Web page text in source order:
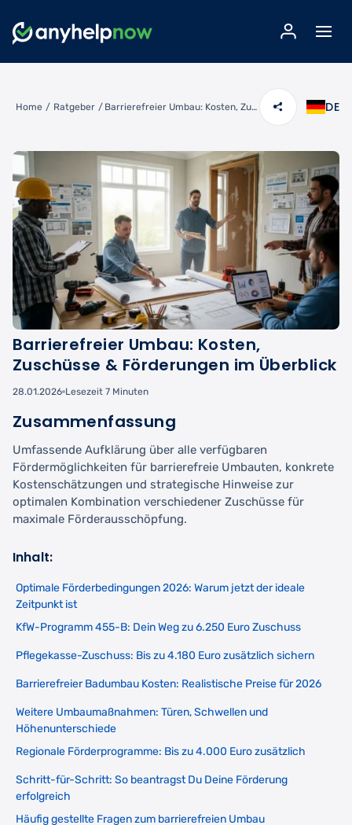
Home / Ratgeber / Barrierefreier Umbau: Kosten, Zuschüsse & Förderungen im Überblick DE
Barrierefreier Umbau: Kosten,
Zuschüsse & Förderungen im Überblick
28.01.2026 Lesezeit 7 Minuten
Zusammenfassung
Umfassende Aufklärung über alle verfügbaren
Fördermöglichkeiten für barrierefreie Umbauten, konkrete
Kostenschätzungen und strategische Hinweise zur
optimalen Kombination verschiedener Zuschüsse für
maximale Förderausschöpfung.
Inhalt:
Optimale Förderbedingungen 2026: Warum jetzt der ideale
Zeitpunkt ist
KfW-Programm 455-B: Dein Weg zu 6.250 Euro Zuschuss
Pflegekasse-Zuschuss: Bis zu 4.180 Euro zusätzlich sichern
Barrierefreier Badumbau Kosten: Realistische Preise für 2026
Weitere Umbaumaßnahmen: Türen, Schwellen und
Höhenunterschiede
Regionale Förderprogramme: Bis zu 4.000 Euro zusätzlich
Schritt-für-Schritt: So beantragst Du Deine Förderung
erfolgreich
Häufig gestellte Fragen zum barrierefreien Umbau